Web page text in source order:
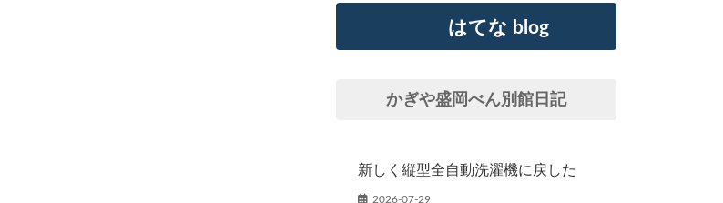
はてな blog
かぎや盛岡べん別館日記
新しく縦型全自動洗濯機に戻した
2026-07-29